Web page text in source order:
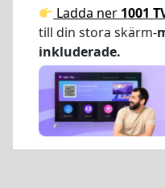
Ladda ner 1001
till din stora skärm-
inkluderade.